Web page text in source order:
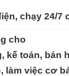
chạy 24/7
cho
kế toán, bán
làm việc cơ